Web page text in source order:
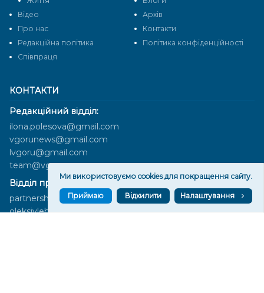
КОНТАКТИ
Редакційний відділ:
ilona.polesova@gmail.com
vgorunews@gmail.com
lvgoru@gmail.com
team@vgoru.org
Відділ продажів:
partnership@vgoru.org
oleksiylehen@vgoru.org
Відео
Архів
Про нас
Контакти
Редакційна політика
Політика конфіденційності
Cпівпраця
Ми використовуємо cookies для покращення сайту.
Приймаю Відхилити Налаштування